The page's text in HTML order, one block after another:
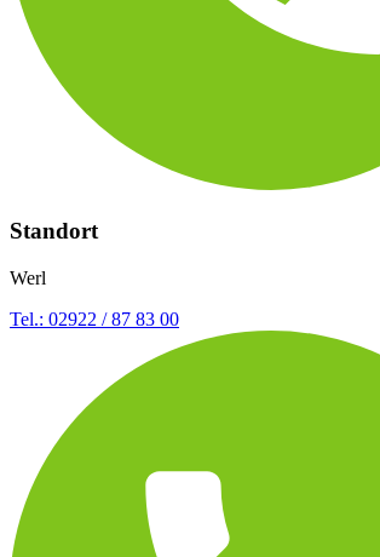
Standort
Werl
Tel.: 02922 / 87 83 00